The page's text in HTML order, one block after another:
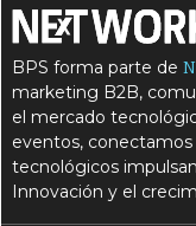
BPS forma parte de
marketing B2B,
el mercado
eventos,
tecnológicos
Innovación y el